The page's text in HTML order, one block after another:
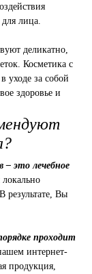
для лица.
деликатно,
Косметика с
уходе за собой
здоровье и
– это лечебное
результате, Вы
проходит
интернет-
продукция,